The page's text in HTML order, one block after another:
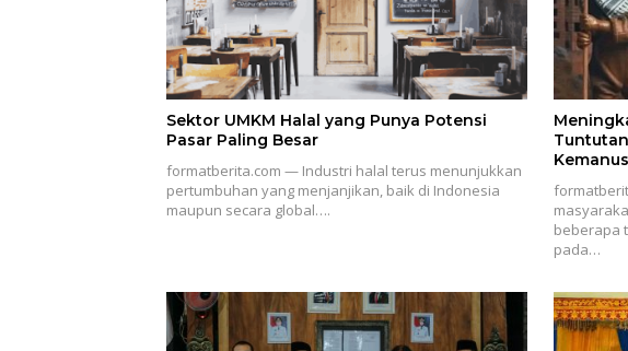
Sektor UMKM Halal yang Punya Potensi
Pasar Paling Besar
formatberita.com — Industri halal terus menunjukkan
pertumbuhan yang menjanjikan, baik di Indonesia
maupun secara global….
beberapa
pada…